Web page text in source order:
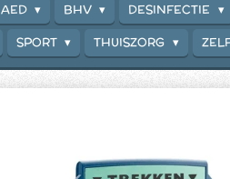
AED BHV DESINFECTIE
SPORT THUISZORG